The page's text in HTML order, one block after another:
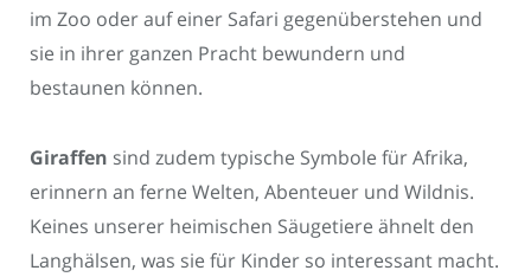
im Zoo oder auf einer Safari gegenüberstehen und
sie in ihrer ganzen Pracht bewundern und
bestaunen können.
Giraffen sind zudem typische Symbole für Afrika,
erinnern an ferne Welten, Abenteuer und Wildnis.
Keines unserer heimischen Säugetiere ähnelt den
Langhälsen, was sie für Kinder so interessant macht.